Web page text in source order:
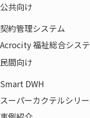
公共向け
契約管理システム
Acrocity 福祉総合シス
民間向け
Smart DWH
スーパーカクテルシリ
HOME
とは！？ (2021.05.14
〒135-0042
東京都江東区木場5-8-40
東京パークサイドビル